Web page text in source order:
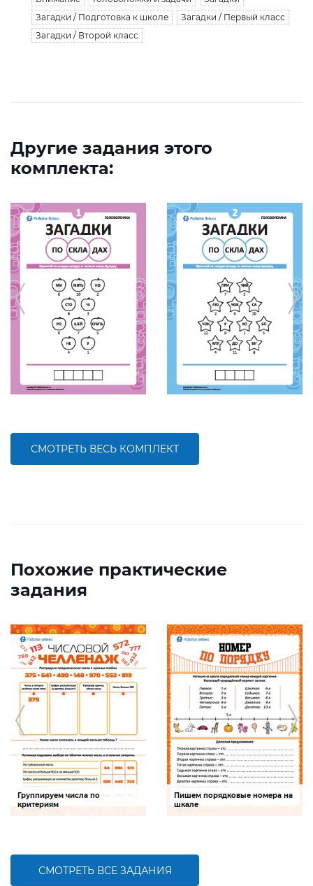
Загадки / Подготовка к школе
Загадки / Первый класс
Загадки / Второй класс
Другие задания этого
комплекта:
СМОТРЕТЬ ВЕСЬ КОМПЛЕКТ
Похожие практические
задания
Группируем числа по
критериям
Пишем порядковые номера на
шкале
работать с числами первого десятка
СМОТРЕТЬ ВСЕ ЗАДАНИЯ